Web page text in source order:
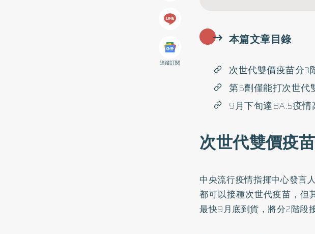
追蹤訂閱
本篇文章目錄
次世代雙價疫苗分3
第5劑僅能打次世代
9月下旬達BA.5疫情
次世代雙價疫
中央流行疫情指揮中心發言
都可以接種次世代疫苗，但
最快9月底到貨，將分2階段